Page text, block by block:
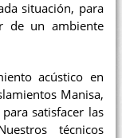
situación, para
de un ambiente
acústico en
Manisa,
satisfacer las
técnicos